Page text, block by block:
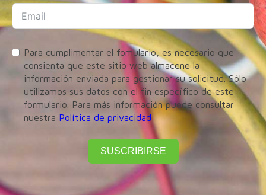
Para cumplimentar el fomulario, es necesario que
consienta que este sitio web almacene la
información enviada para gestionar su solicitud. Sólo
utilizamos sus datos con el fin específico de este
formulario. Para más información puede consultar
nuestra Política de privacidad
SUSCRIBIRSE